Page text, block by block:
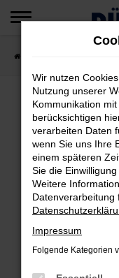
Zum
springen
FEHLER:
Beim Laden ist
Hier sind ein
Überprüfe
Laden
deine
Prüfe
Wir nutzen
Nutzung unserer
Kommunikation
berücksichtigen
verarbeiten Daten
wenn Sie uns Ihre
einem späteren
Sie die
Weitere
Datenverarbeitung
Impressum
Folgende Kategorien